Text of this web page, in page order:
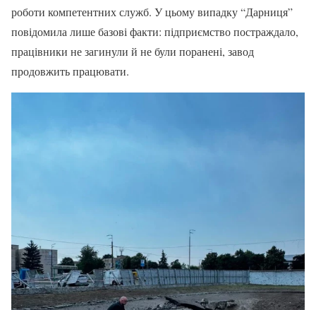
роботи компетентних служб. У цьому випадку “Дарниця”
повідомила лише базові факти: підприємство постраждало,
працівники не загинули й не були поранені, завод
продовжить працювати.